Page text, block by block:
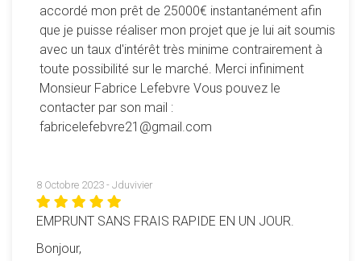
accordé mon prêt de 25000€ instantanément afin
que je puisse réaliser mon projet que je lui ait soumis
avec un taux d'intérêt très minime contrairement à
toute possibilité sur le marché. Merci infiniment
Monsieur Fabrice Lefebvre Vous pouvez le
contacter par son mail :
fabricelefebvre21@gmail.com
8 Octobre 2023 - Jduvivier
EMPRUNT SANS FRAIS RAPIDE EN UN JOUR.
Bonjour,